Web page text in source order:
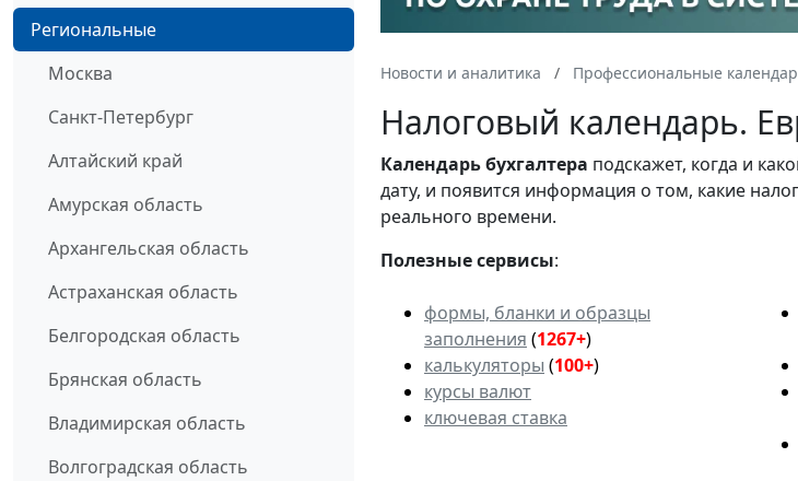
Региональные
Москва
Санкт-Петербург
Алтайский край
Амурская область
Архангельская область
Астраханская область
Белгородская область
Брянская область
Владимирская область
Волгоградская область
Новости и аналитика Профессиональные
Налоговый календарь.
Календарьбухгалтера подскажет, когда и
дату, и появится информация о том, какие
реального времени.
Полезные сервисы:
формы, бланки и образцы
заполнения (1267+)
калькуляторы (100+)
курсы валют
ключевая ставка